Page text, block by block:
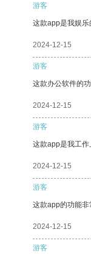
游客
这款app是我娱乐
2024-12-15
游客
这款办公软件的
2024-12-15
游客
这款app是我工作
2024-12-15
游客
这款app的功能非
2024-12-15
游客